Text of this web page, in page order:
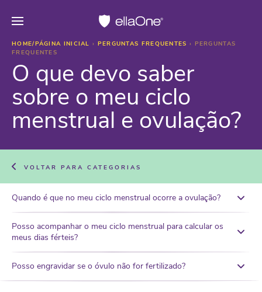
HOME/PÁGINA INICIAL› PERGUNTAS FREQUENTES › PERGUNTAS
FREQUENTES
O que devo saber
sobre o meu ciclo
menstrual e ovulação?
VOLTAR PARA CATEGORIAS
Quando é que no meu ciclo menstrual ocorre a ovulação?
Posso acompanhar o meu ciclo menstrual para calcular os
meus dias férteis?
Posso engravidar se o óvulo não for fertilizado?